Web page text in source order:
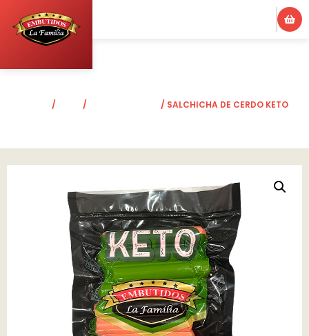
/ / / SALCHICHA DE CERDO KETO